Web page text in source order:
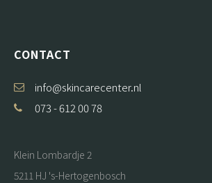
CONTACT
info@skincarecenter.nl
073 - 612 00 78
Klein Lombardje 2
5211 HJ 's-Hertogenbosch